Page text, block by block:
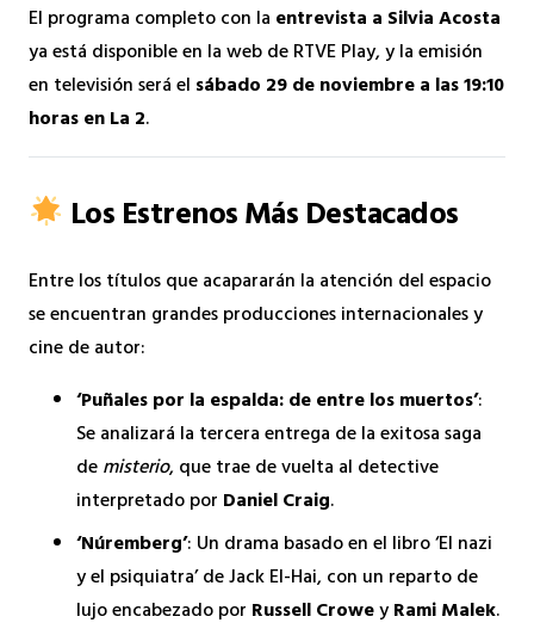
El programa completo con la entrevista a Silvia Acosta
ya está disponible en la web de RTVE Play, y la emisión
en televisión será el sábado 29 de noviembre a las 19:10
horas en La 2.
Los Estrenos Más Destacados
Entre los títulos que acapararán la atención del espacio
se encuentran grandes producciones internacionales y
cine de autor:
‘Puñales por la espalda: de entre los muertos’:
Se analizará la tercera entrega de la exitosa saga
demisterio, que trae de vuelta al detective
interpretado por Daniel Craig.
‘Núremberg’: Un drama basado en el libro ‘El nazi
y el psiquiatra’ de Jack El-Hai, con un reparto de
lujo encabezado por Russell CroweyRami Malek.